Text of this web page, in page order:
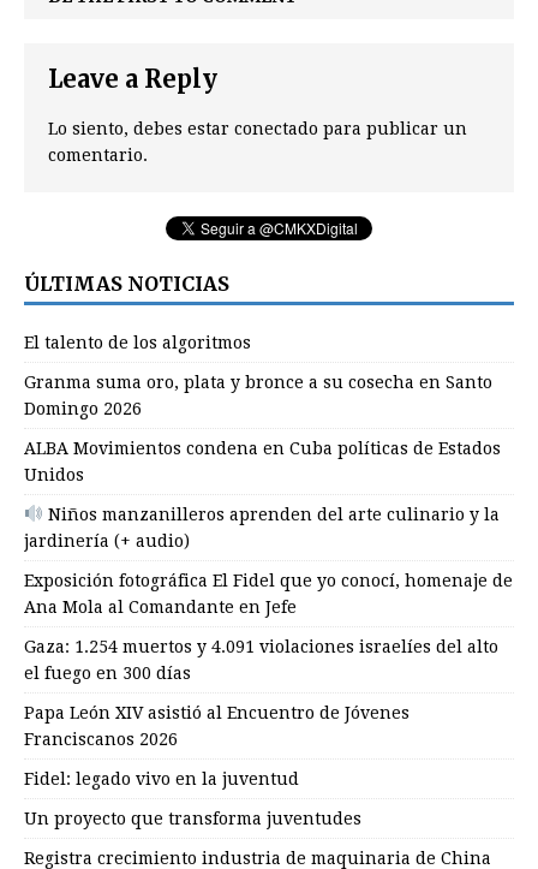
Leave a Reply
Lo siento, debes estar conectado para publicar un
comentario.
ÚLTIMAS NOTICIAS
El talento de los algoritmos
Granma suma oro, plata y bronce a su cosecha en Santo
Domingo 2026
ALBA Movimientos condena en Cuba políticas de Estados
Unidos
Niños manzanilleros aprenden del arte culinario y la
jardinería (+ audio)
Exposición fotográfica El Fidel que yo conocí, homenaje de
Ana Mola al Comandante en Jefe
Gaza: 1.254 muertos y 4.091 violaciones israelíes del alto
el fuego en 300 días
Papa León XIV asistió al Encuentro de Jóvenes
Franciscanos 2026
Fidel: legado vivo en la juventud
Un proyecto que transforma juventudes
Registra crecimiento industria de maquinaria de China